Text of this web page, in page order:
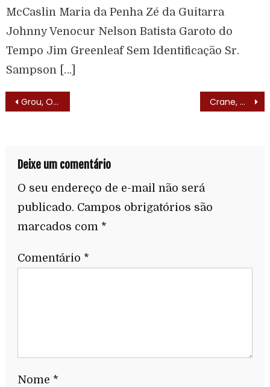
McCaslin Maria da Penha Zé da Guitarra
Johnny Venocur Nelson Batista Garoto do
Tempo Jim Greenleaf Sem Identificação Sr.
Sampson […]
Grou, O Perna-Fina (Crazy Legs Crane – 1978) Crane, O Perna-Fina (Crazy Legs Crane – 1978) – Lista de Episódios
Deixe um comentário
O seu endereço de e-mail não será
publicado. Campos obrigatórios são
marcados com *
Comentário *
Nome *